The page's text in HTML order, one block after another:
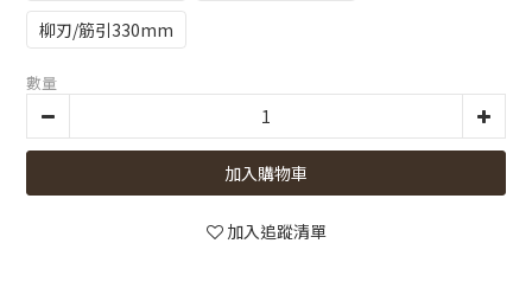
柳刃/筋引330mm
數量
加入購物車
加入追蹤清單